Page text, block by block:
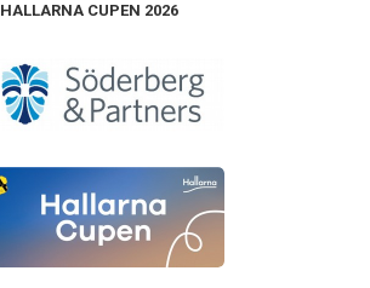
HALLARNA CUPEN 2026